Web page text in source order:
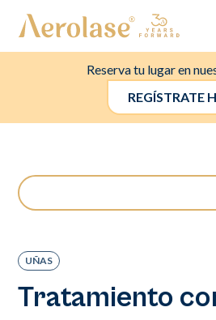
Reserva tu lugar en
REGÍSTRATE
UÑAS
Tratamiento